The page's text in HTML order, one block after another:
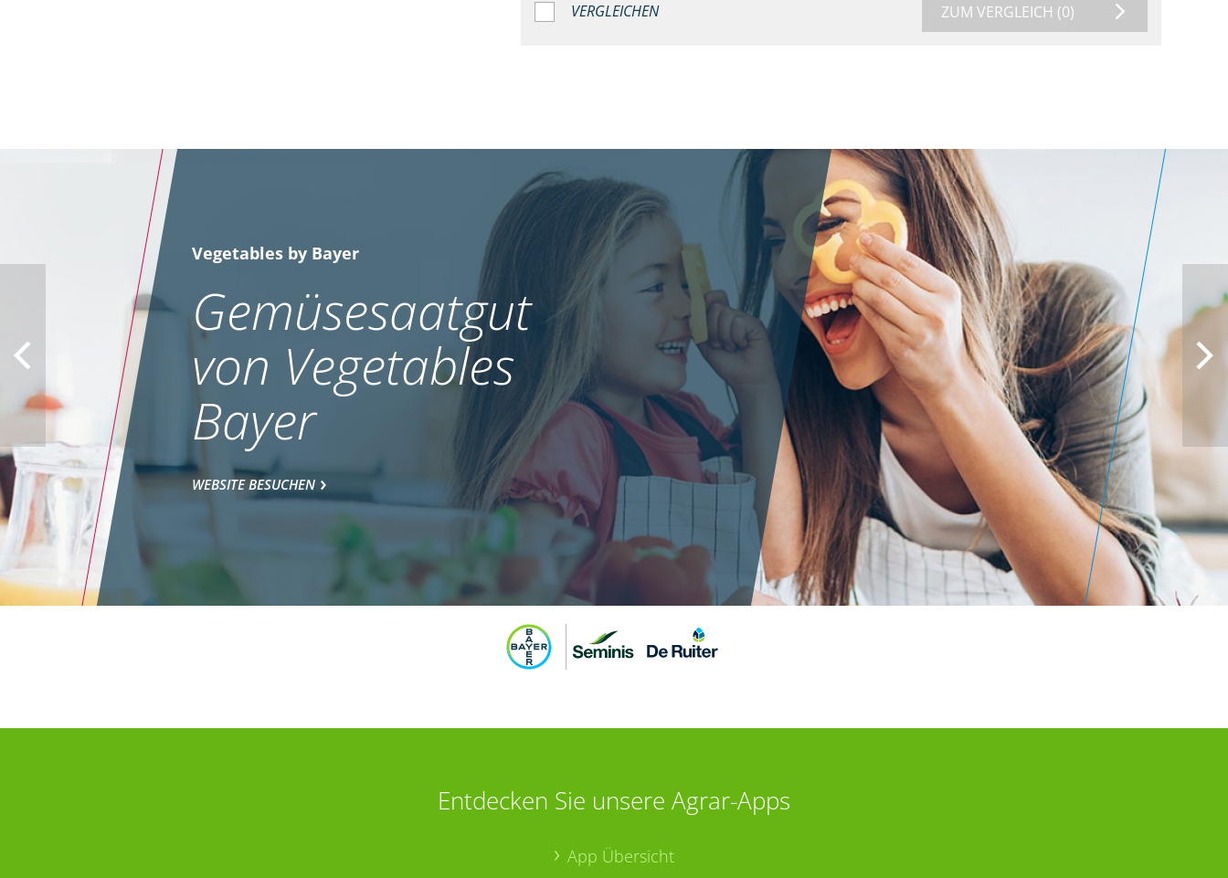
VERGLEICHEN ZUM VERGLEICH (0)
Vegetables by Bayer
Gemüsesaatgut
von Vegetables
Bayer
WEBSITE BESUCHEN
Entdecken Sie unsere Agrar-Apps
App Übersicht